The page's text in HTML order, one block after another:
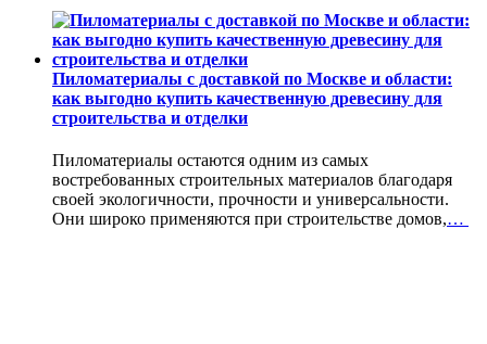
Пиломатериалы с доставкой по Москве и области:
как выгодно купить качественную древесину для
строительства и отделки
Пиломатериалы остаются одним из самых
востребованных строительных материалов благодаря
своей экологичности, прочности и универсальности.
Они широко применяются при строительстве домов,…